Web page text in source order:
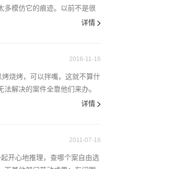
多模仿它的痕迹。以前不是很
详情
2016-11-16
烧烤，可以拌嘴，这就不算什
解决的案件全靠他们来办。
详情
2011-07-16
开心地推理，查哪个案自由选